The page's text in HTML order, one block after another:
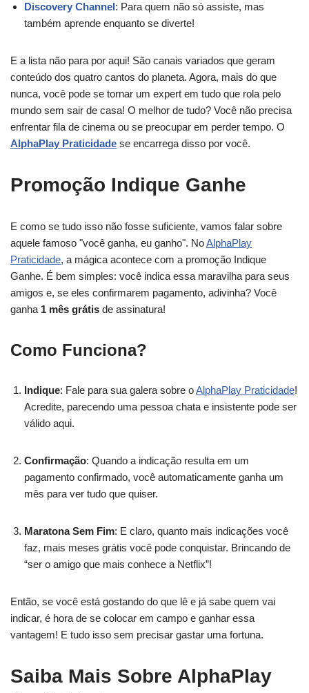
Discovery Channel: Para quem não só assiste, mas
também aprende enquanto se diverte!
E a lista não para por aqui! São canais variados que geram
conteúdo dos quatro cantos do planeta. Agora, mais do que
nunca, você pode se tornar um expert em tudo que rola pelo
mundo sem sair de casa! O melhor de tudo? Você não precisa
enfrentar fila de cinema ou se preocupar em perder tempo. O
AlphaPlay Praticidade se encarrega disso por você.
Promoção Indique Ganhe
E como se tudo isso não fosse suficiente, vamos falar sobre
aquele famoso "você ganha, eu ganho". NoAlphaPlay
Praticidade, a mágica acontece com a promoção Indique
Ganhe. É bem simples: você indica essa maravilha para seus
amigos e, se eles confirmarem pagamento, adivinha? Você
ganha 1 mês grátis de assinatura!
Como Funciona?
Indique: Fale para sua galera sobre oAlphaPlay Praticidade!
Acredite, parecendo uma pessoa chata e insistente pode ser
válido aqui.
Confirmação: Quando a indicação resulta em um
pagamento confirmado, você automaticamente ganha um
mês para ver tudo que quiser.
Maratona Sem Fim: E claro, quanto mais indicações você
faz, mais meses grátis você pode conquistar. Brincando de
“ser o amigo que mais conhece a Netflix”!
Então, se você está gostando do que lê e já sabe quem vai
indicar, é hora de se colocar em campo e ganhar essa
vantagem! E tudo isso sem precisar gastar uma fortuna.
Saiba Mais Sobre AlphaPlay